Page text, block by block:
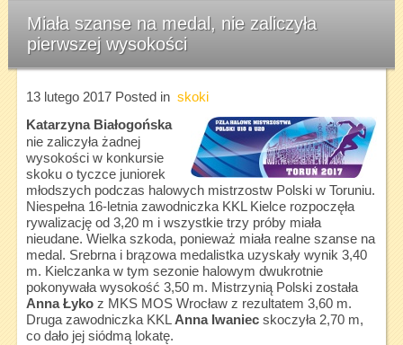
Miała szanse na medal, nie zaliczyła
pierwszej wysokości
13 lutego 2017Posted in skoki
Katarzyna Białogońska
nie zaliczyła żadnej
wysokości w konkursie
skoku o tyczce juniorek
młodszych podczas halowych mistrzostw Polski w Toruniu.
Niespełna 16-letnia zawodniczka KKL Kielce rozpoczęła
rywalizację od 3,20 m i wszystkie trzy próby miała
nieudane. Wielka szkoda, ponieważ miała realne szanse na
medal. Srebrna i brązowa medalistka uzyskały wynik 3,40
m. Kielczanka w tym sezonie halowym dwukrotnie
pokonywała wysokość 3,50 m. Mistrzynią Polski została
Anna Łykoz MKS MOS Wrocław z rezultatem 3,60 m.
Druga zawodniczka KKL Anna Iwaniecskoczyła 2,70 m,
co dało jej siódmą lokatę.